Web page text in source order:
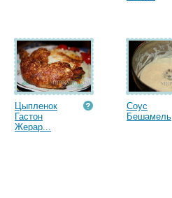
Цыпленок
Гастон
Жерар...
Соус
Бешамель